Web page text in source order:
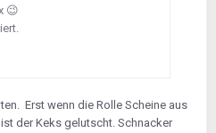
😉
Erst wenn die Rolle Scheine aus
der Keks gelutscht. Schnacker